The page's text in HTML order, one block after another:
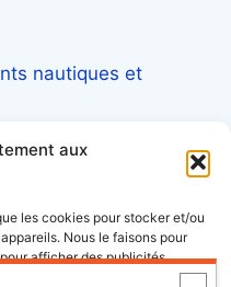
aux
les cookies pour stocker et/ou
Nous le faisons pour
afficher des publicités
nous autorisera à
nautiques et
maritime et
du nautisme et